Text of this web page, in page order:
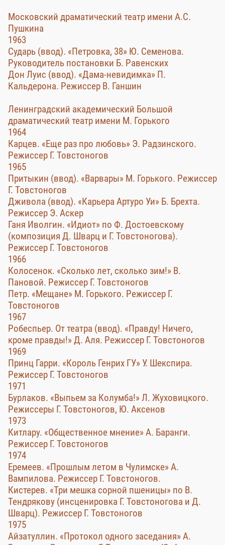
Московский драматический театр имени А.С.
Пушкина
1963
Сударь (ввод). «Петровка, 38» Ю. Семенова.
Руководитель постановки Б. Равенских
Дон Луис (ввод). «Дама-невидимка» П.
Кальдерона. Режиссер В. Ганшин
Ленинградский академический Большой
драматический театр имени М. Горького
1964
Карцев. «Еще раз про любовь» Э. Радзинского.
Режиссер Г. Товстоногов
1965
Притыкин (ввод). «Варвары» М. Горького. Режиссер
Г. Товстоногов
Дживола (ввод). «Карьера Артуро Уи» Б. Брехта.
Режиссер Э. Аскер
Ганя Иволгин. «Идиот» по Ф. Достоевскому
(композиция Д. Шварц и Г. Товстоногова).
Режиссер Г. Товстоногов
1966
Колосенок. «Сколько лет, сколько зим!» В.
Пановой. Режиссер Г. Товстоногов
Петр. «Мещане» М. Горького. Режиссер Г.
Товстоногов
1967
Робеспьер. От театра (ввод). «Правду! Ничего,
кроме правды!» Д. Аля. Режиссер Г. Товстоногов
1969
Принц Гарри. «Король Генрих ГУ» У. Шекспира.
Режиссер Г. Товстоногов
1971
Бурлаков. «Выпьем за Колумба!» Л. Жуховицкого.
Режиссеры Г. Товстоногов, Ю. Аксенов
1973
Китлару. «Общественное мнение» А. Баранги.
Режиссер Г. Товстоногов
1974
Еремеев. «Прошлым летом в Чулимске» А.
Вампилова. Режиссер Г. Товстоногов.
Кистерев. «Три мешка сорной пшеницы» по В.
Тендрякову (инсценировка Г. Товстоногова и Д.
Шварц). Режиссер Г. Товстоногов
1975
Айзатуллин. «Протокол одного заседания» А.